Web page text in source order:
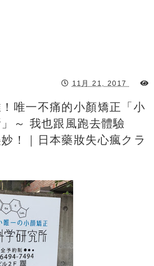
11月 21, 2017
唯一不痛的小顏矯正「小
～ 我也跟風跑去體驗
！｜日本藥妝失心瘋クラ